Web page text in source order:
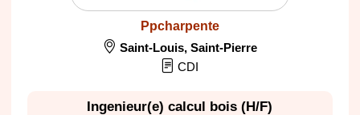
Ppcharpente
Saint-Louis, Saint-Pierre
CDI
Ingenieur(e) calcul bois (H/F)